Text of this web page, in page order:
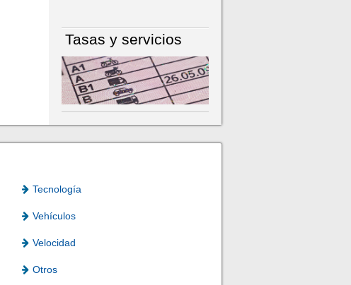
Tasas y servicios
Tecnología
Vehículos
Velocidad
Otros